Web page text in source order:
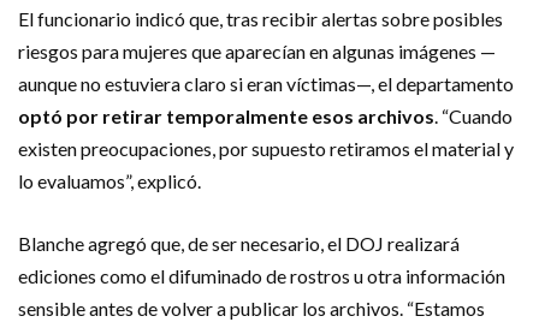
El funcionario indicó que, tras recibir alertas sobre posibles
riesgos para mujeres que aparecían en algunas imágenes —
aunque no estuviera claro si eran víctimas—, el departamento
optó por retirar temporalmente esos archivos. “Cuando
existen preocupaciones, por supuesto retiramos el material y
lo evaluamos”, explicó.
Blanche agregó que, de ser necesario, el DOJ realizará
ediciones como el difuminado de rostros u otra información
sensible antes de volver a publicar los archivos. “Estamos